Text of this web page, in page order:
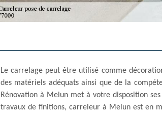
Le carrelage peut être utilisé comme
des matériels adéquats ainsi que de la
Rénovation à Melun met à votre disposition
travaux de finitions, carreleur à Melun est en